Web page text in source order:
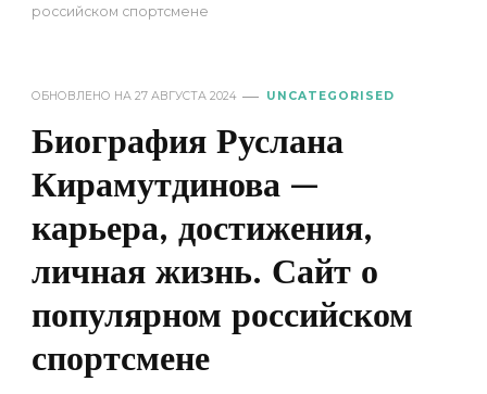
российском спортсмене
ОБНОВЛЕНО НА 27 АВГУСТА 2024 UNCATEGORISED
Биография Руслана
Кирамутдинова —
карьера, достижения,
личная жизнь. Сайт о
популярном российском
спортсмене